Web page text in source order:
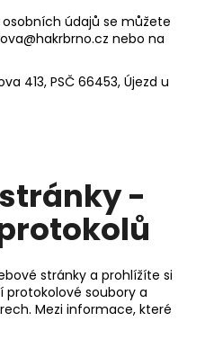
údajů se můžete
nebo na
413, PSČ 66453, Újezd u
-
stránky a prohlížíte si
protokolové soubory a
Mezi informace, které